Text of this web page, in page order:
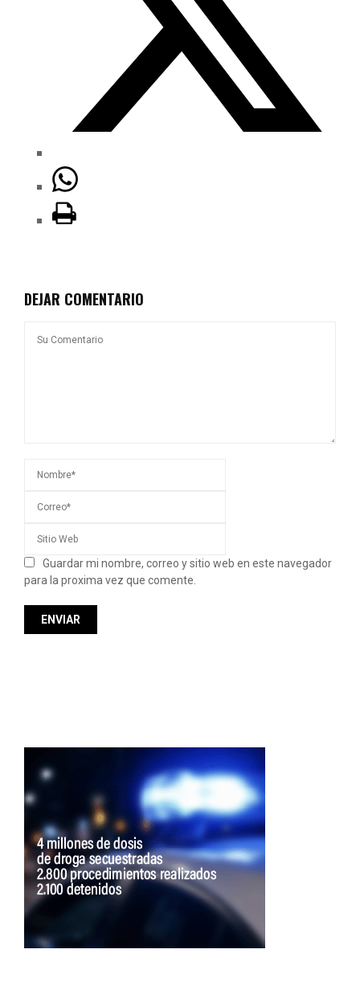
DEJAR COMENTARIO
Guardar mi nombre, correo y sitio web en este navegador
para la proxima vez que comente.